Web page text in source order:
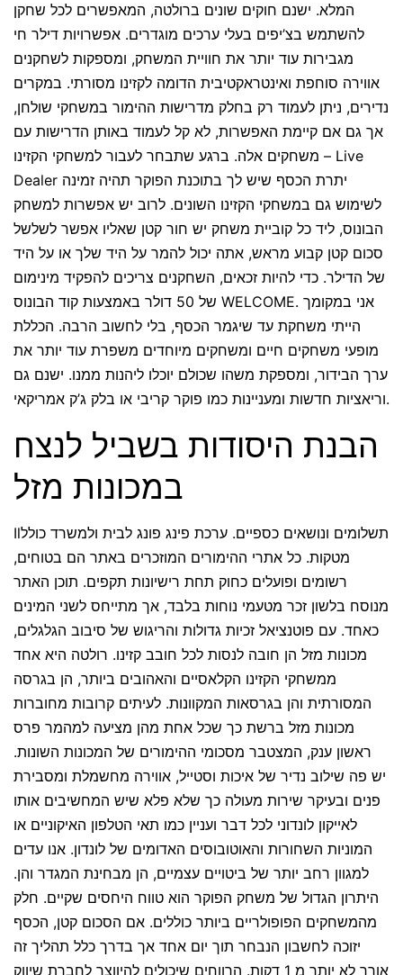
המלא. ישנם חוקים שונים ברולטה, המאפשרים לכל שחקן
להשתמש בצ’יפים בעלי ערכים מוגדרים. אפשרויות דילר חי
מגבירות עוד יותר את חוויית המשחק, ומספקות לשחקנים
אווירה סוחפת ואינטראקטיבית הדומה לקזינו מסורתי. במקרים
נדירים, ניתן לעמוד רק בחלק מדרישות ההימור במשחקי שולחן,
אך גם אם קיימת האפשרות, לא קל לעמוד באותן הדרישות עם
משחקים אלה. ברגע שתבחר לעבור למשחקי הקזינו – Live
Dealer יתרת הכסף שיש לך בתוכנת הפוקר תהיה זמינה
לשימוש גם במשחקי הקזינו השונים. לרוב יש אפשרות למשחק
הבונוס, ליד כל קוביית משחק יש חור קטן שאליו אפשר לשלשל
סכום קטן קבוע מראש, אתה יכול להמר על היד שלך או על היד
של הדילר. כדי להיות זכאים, השחקנים צריכים להפקיד מינימום
של 50 דולר באמצעות קוד הבונוס WELCOME. אני במקומך
הייתי משחקת עד שיגמר הכסף, בלי לחשוב הרבה. הכללת
מופעי משחקים חיים ומשחקים מיוחדים משפרת עוד יותר את
ערך הבידור, ומספקת משהו שכולם יוכלו ליהנות ממנו. ישנם גם
וריאציות חדשות ומעניינות כמו פוקר קריבי או בלק ג’ק אמריקאי.
הבנת היסודות בשביל לנצח
במכונות מזל
Ilתשלומים ונושאים כספיים. ערכת פינג פונג לבית ולמשרד כולל
מטקות. כל אתרי ההימורים המוזכרים באתר הם בטוחים,
רשומים ופועלים כחוק תחת רישיונות תקפים. תוכן האתר
מנוסח בלשון זכר מטעמי נוחות בלבד, אך מתייחס לשני המינים
כאחד. עם פוטנציאל זכיות גדולות והריגוש של סיבוב הגלגלים,
מכונות מזל הן חובה לנסות לכל חובב קזינו. רולטה היא אחד
ממשחקי הקזינו הקלאסיים והאהובים ביותר, הן בגרסה
המסורתית והן בגרסאות המקוונות. לעיתים קרובות מחוברות
מכונות מזל ברשת כך שכל אחת מהן מציעה למהמר פרס
ראשון ענק, המצטבר מסכומי ההימורים של המכונות השונות.
יש פה שילוב נדיר של איכות וסטייל, אווירה מחשמלת ומסבירת
פנים ובעיקר שירות מעולה כך שלא פלא שיש המחשיבים אותו
לאייקון לונדוני לכל דבר ועניין כמו תאי הטלפון האיקוניים או
המוניות השחורות והאוטובוסים האדומים של לונדון. אנו עדים
למגוון רחב יותר של ביטויים עצמיים, הן מבחינת המגדר והן.
היתרון הגדול של משחק הפוקר הוא טווח היחסים שקיים. חלק
מהמשחקים הפופולריים ביותר כוללים. אם הסכום קטן, הכסף
יזוכה לחשבון הנבחר תוך יום אחד אך בדרך כלל תהליך זה
אורך לא יותר מ 1 דקות. הרווחים שיכולים להיווצר לחברת שיווק